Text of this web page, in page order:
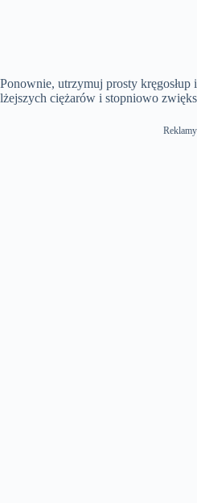
Ponownie, utrzymuj prosty
lżejszych ciężarów i stopniowo
Reklamy